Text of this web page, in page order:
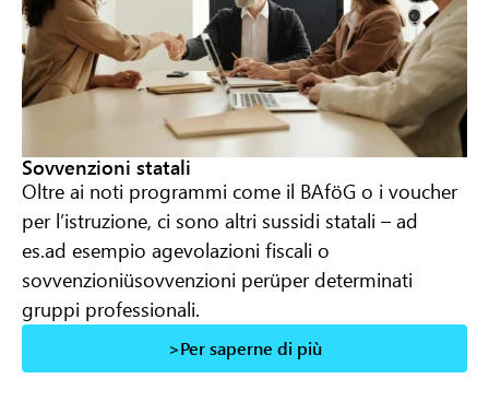
Sovvenzioni statali
Oltre ai noti programmi come il BAföG o i voucher
per l’istruzione, ci sono altri sussidi statali – ad
es.ad esempio agevolazioni fiscali o
sovvenzioniüsovvenzioni perüper determinati
gruppi professionali.
>Per saperne di più